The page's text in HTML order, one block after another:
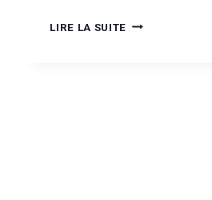
LIRE LA SUITE SALLES